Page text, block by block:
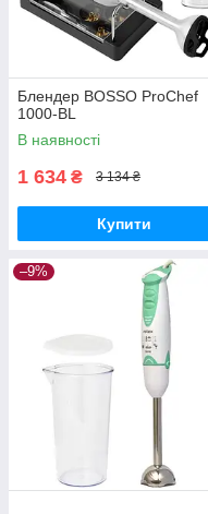
Блендер BOSSO ProChef
1000-BL
В наявності
1 634 ₴ 3 134 ₴
Купити
–9%